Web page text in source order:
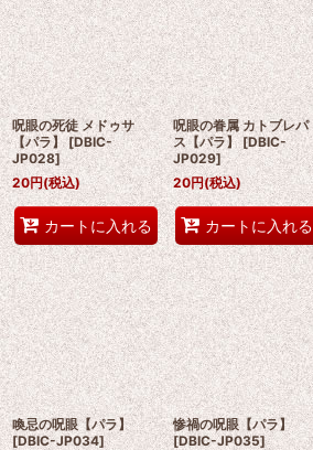
呪眼の死徒 メドゥサ
【パラ】 [DBIC-
JP028]
20円(税込)
カートに入れる
呪眼の眷属 カトブレパ
ス【パラ】 [DBIC-
JP029]
20円(税込)
カートに入れる
喚忌の呪眼【パラ】
[DBIC-JP034]
惨禍の呪眼【パラ】
[DBIC-JP035]